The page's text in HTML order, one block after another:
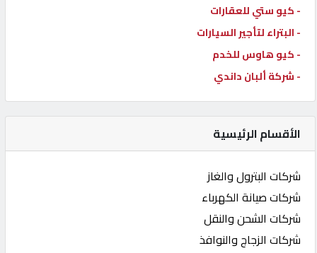
- كيو ستي للعقارات
- البتراء لتأجير السيارات
- كيو هاوس للخدم
- شركة ألبان داندي
الأقسام الرئيسية
شركات البترول والغاز
شركات صيانة الكهرباء
شركات الشحن والنقل
شركات الزجاج والنوافذ